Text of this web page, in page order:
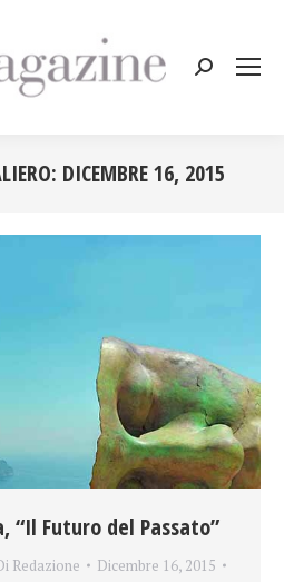
Cerca:
DICEMBRE 16, 2015
“Il Futuro del Passato”
Redazione
Dicembre 16, 2015